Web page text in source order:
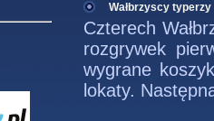
Wałbrzyscy
Czterech
rozgrywek
wygrane
lokaty.